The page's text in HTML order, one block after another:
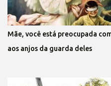
Mãe, você está preocupada
aos anjos da guarda deles